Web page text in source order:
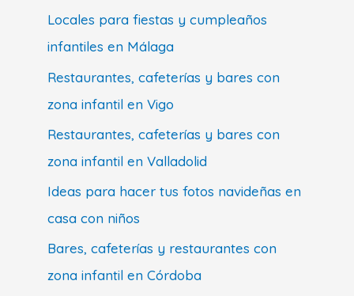
Locales para fiestas y cumpleaños
infantiles en Málaga
Restaurantes, cafeterías y bares con
zona infantil en Vigo
Restaurantes, cafeterías y bares con
zona infantil en Valladolid
Ideas para hacer tus fotos navideñas en
casa con niños
Bares, cafeterías y restaurantes con
zona infantil en Córdoba